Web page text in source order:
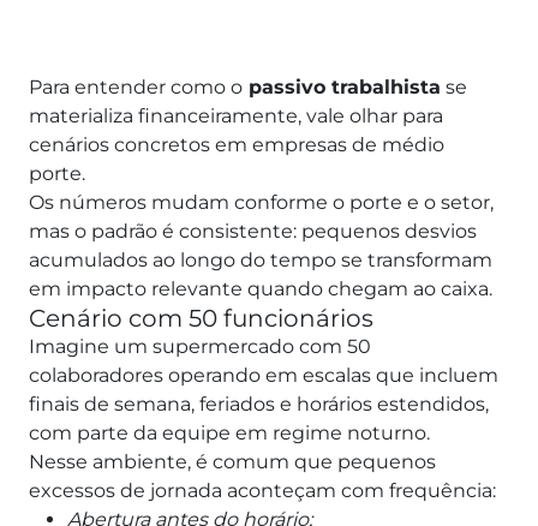
Para entender como o passivo trabalhista se
materializa financeiramente, vale olhar para
cenários concretos em empresas de médio
porte.
Os números mudam conforme o porte e o setor,
mas o padrão é consistente: pequenos desvios
acumulados ao longo do tempo se transformam
em impacto relevante quando chegam ao caixa.
Cenário com 50 funcionários
Imagine um supermercado com 50
colaboradores operando em escalas que incluem
finais de semana, feriados e horários estendidos,
com parte da equipe em regime noturno.
Nesse ambiente, é comum que pequenos
excessos de jornada aconteçam com frequência:
Abertura antes do horário;